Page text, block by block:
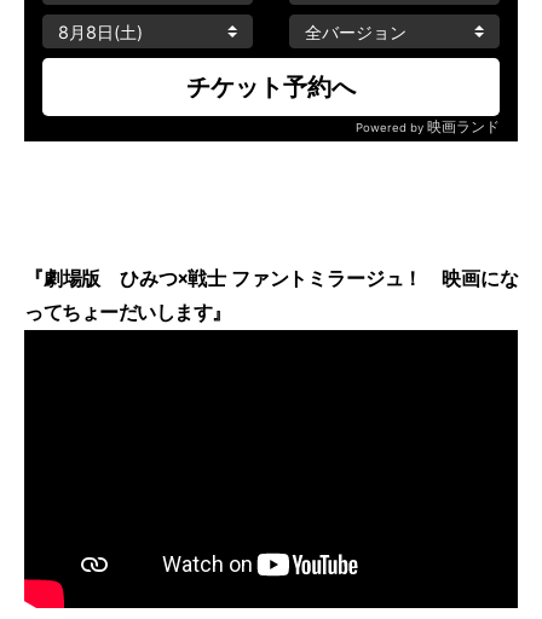
『劇場版 ひみつ×戦士 ファントミラージュ！ 映画にな
ってちょーだいします』